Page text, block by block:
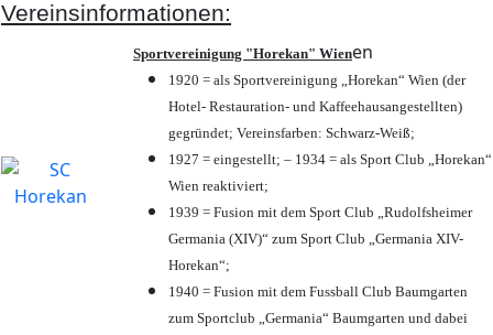
Vereinsinformationen:
Sportvereinigung "Horekan" Wienen
1920 = als Sportvereinigung „Horekan“ Wien (der
Hotel- Restauration- und Kaffeehausangestellten)
gegründet; Vereinsfarben: Schwarz-Weiß;
1927 = eingestellt; – 1934 = als Sport Club „Horekan“
Wien reaktiviert;
1939 = Fusion mit dem Sport Club „Rudolfsheimer
Germania (XIV)“ zum Sport Club „Germania XIV-
Horekan“;
1940 = Fusion mit dem Fussball Club Baumgarten
zum Sportclub „Germania“ Baumgarten und dabei